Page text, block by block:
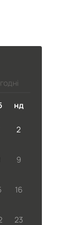
нд
2
9
16
23